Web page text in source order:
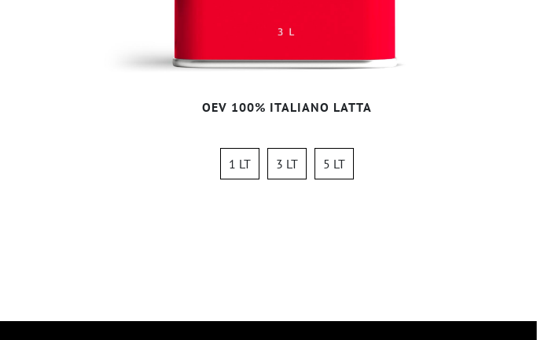
OEV 100% ITALIANO LATTA
1 LT 3 LT 5 LT